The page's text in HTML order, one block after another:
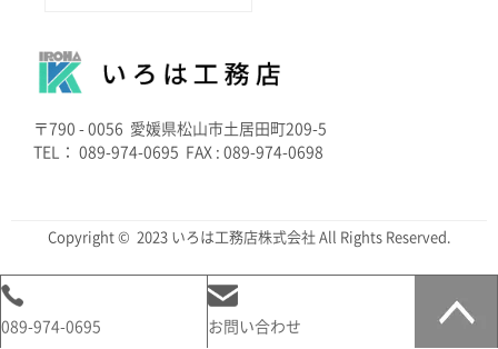
〒790 - 0056 愛媛県松山市土居田町209-5
TEL： 089-974-0695 FAX : 089-974-0698
Copyright © 2023 いろは工務店株式会社 All Rights Reserved.
089-974-0695 お問い合わせ